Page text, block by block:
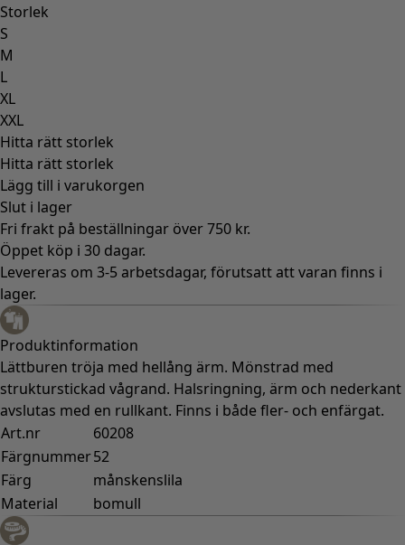
Storlek
S
M
L
XL
XXL
Hitta rätt storlek
Hitta rätt storlek
Lägg till i varukorgen
Slut i lager
Fri frakt på beställningar över 750 kr.
Öppet köp i 30 dagar.
Levereras om 3-5 arbetsdagar, förutsatt att varan finns i
lager.
Produktinformation
Lättburen tröja med hellång ärm. Mönstrad med
strukturstickad vågrand. Halsringning, ärm och nederkant
avslutas med en rullkant. Finns i både fler- och enfärgat.
Art.nr
60208
Färgnummer52
Färg
månskenslila
Material
bomull